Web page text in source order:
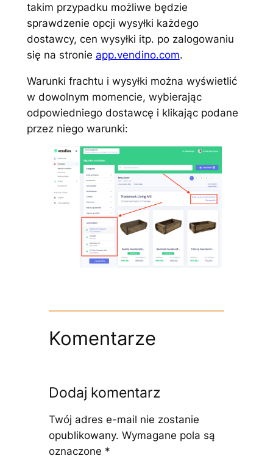
takim przypadku możliwe będzie
sprawdzenie opcji wysyłki każdego
dostawcy, cen wysyłki itp. po zalogowaniu
się na stronie app.vendino.com.
Warunki frachtu i wysyłki można wyświetlić
w dowolnym momencie, wybierając
odpowiedniego dostawcę i klikając podane
przez niego warunki:
Komentarze
Dodaj komentarz
Twój adres e-mail nie zostanie
opublikowany. Wymagane pola są
oznaczone *